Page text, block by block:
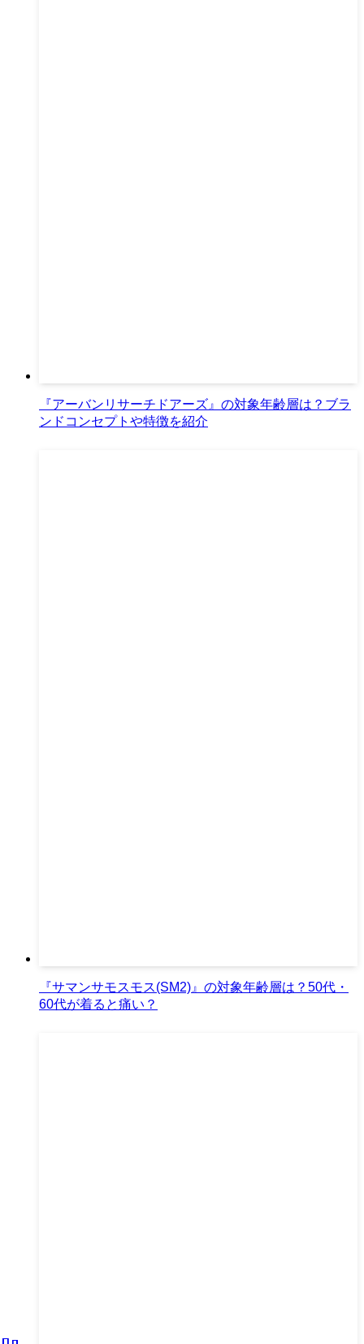
『アーバンリサーチドアーズ』の対象年齢層は？ブラ
ンドコンセプトや特徴を紹介
『サマンサモスモス(SM2)』の対象年齢層は？50代・
60代が着ると痛い？